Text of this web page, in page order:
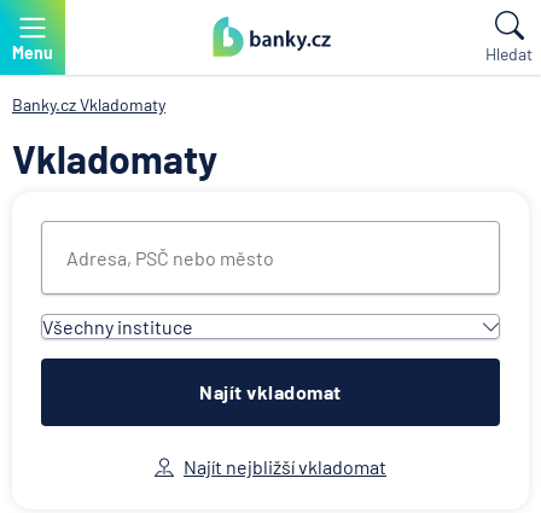
Menu Hledat
Banky.czVkladomaty
Vkladomaty
Všechny instituce
Všechny instituce
ACE European Group Ltd
Česká spořitelna
Československá obchodní banka
Najít vkladomat
Najít nejbližší vkladomat